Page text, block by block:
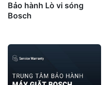
Bảo hành Lò vi sóng
Bosch